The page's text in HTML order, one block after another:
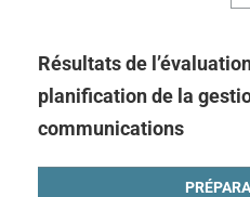
Résultats de
planification de la
communications